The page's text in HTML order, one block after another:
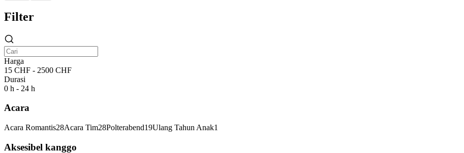
Filter
Harga
15 CHF - 2500 CHF
Durasi
0 h - 24 h
Acara
Acara Romantis28Acara Tim28Polterabend19Ulang Tahun Anak1
Aksesibel kanggo